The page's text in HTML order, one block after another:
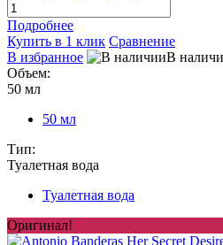
Подробнее
Купить в 1 клик Сравнение
В избранное
В
Объем:
50 мл
50 мл
Тип:
Туалетная вода
Туалетная вода
Оригинал!